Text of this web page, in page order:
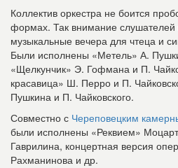
Коллектив оркестра не боится
формах. Так внимание слушателей
музыкальные вечера для чтеца и
Были исполнены «Метель» А.
«Щелкунчик» Э. Гофмана и П.
красавица» Ш. Перро и П.
Пушкина и П. Чайковского.
Совместно с Череповецким
были исполнены «Реквием»
Гаврилина, концертная версия
Рахманинова и др.